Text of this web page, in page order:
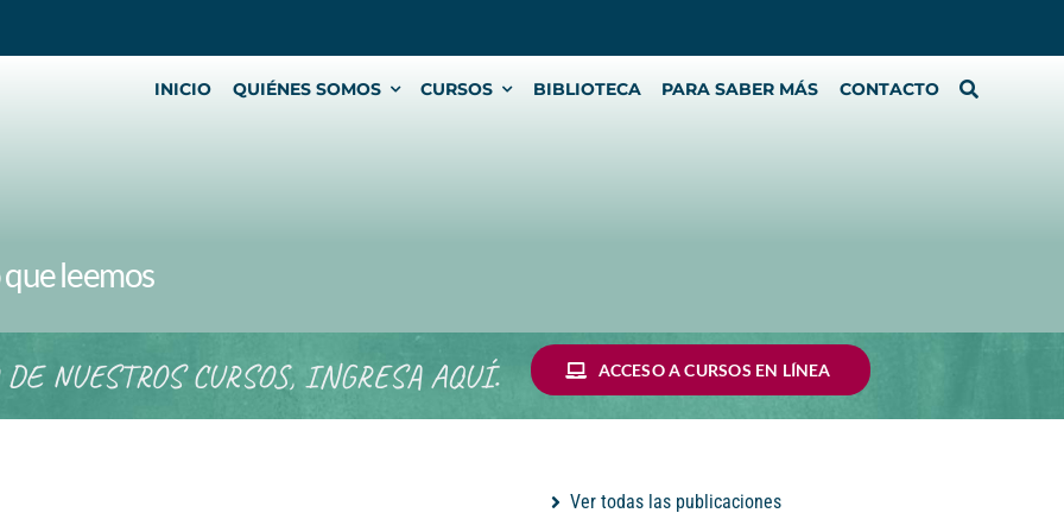
INICIO QUIÉNES SOMOS CURSOS BIBLIOTECA PARA SABER MÁS CONTACTO
leemos
NUESTROS CURSOS, INGRESA AQUÍ. ACCESO A CURSOS EN LÍNEA
Ver todas las publicaciones